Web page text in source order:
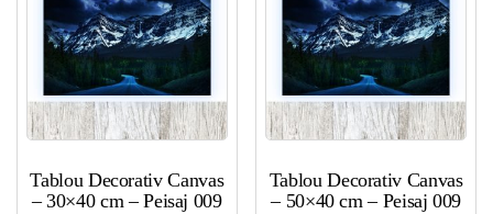
Tablou Decorativ Canvas
– 30×40 cm – Peisaj 009
Tablou Decorativ Canvas
– 50×40 cm – Peisaj 009